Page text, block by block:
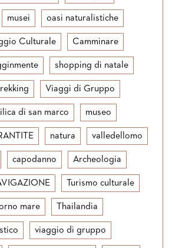
musei oasi naturalistiche
Culturale Camminare
shopping di natale
Viaggi di Gruppo
di san marco museo
natura valledellomo
capodanno Archeologia
Turismo culturale
mare Thailandia
viaggio di gruppo